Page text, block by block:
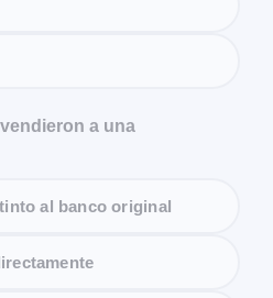
a una
al banco original